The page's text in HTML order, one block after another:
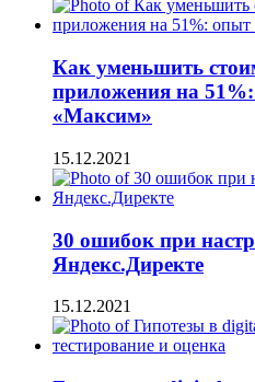
Как уменьшить
приложения на 51%:
«Максим»
15.12.2021
30 ошибок при
Яндекс.Директе
15.12.2021